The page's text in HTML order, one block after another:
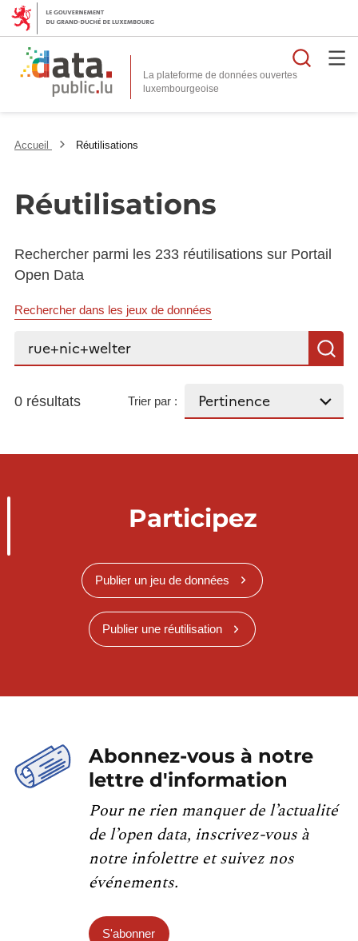
La plateforme de données ouvertes
Accueil Réutilisations
Réutilisations
Rechercher parmi les 233 réutilisations sur Portail
Open Data
Rechercher dans les jeux de données
Rechercher...
0 résultats Trier par :
Participez
Publier un jeu de données
Publier une réutilisation
Abonnez-vous à notre
lettre d'information
Pour ne rien manquer de l’actualité
de l’open data, inscrivez-vous à
notre infolettre et suivez nos
événements.
S'abonner